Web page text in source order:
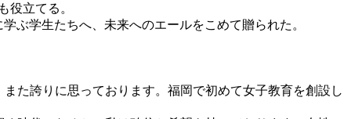
役立てる。
学生たちへ、未来へのエールをこめて贈られた。
た誇りに思っております。福岡で初めて女子教育を創設し